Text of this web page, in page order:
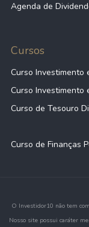
Agenda de
Cursos
Curso Investimento
Curso Investimento
Curso de Tesouro
Curso de Finanças
O Investidor10 não tem
Nosso site possui caráter